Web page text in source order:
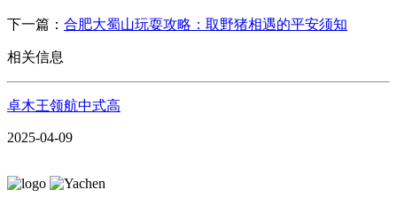
下一篇： 合肥大蜀山玩耍攻略：取野猪相遇的平安须知
相关信息
卓木王领航中式高
2025-04-09